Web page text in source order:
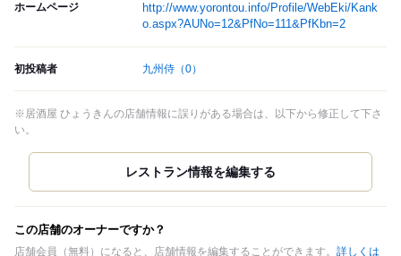
ホームページ
http://www.yorontou.info/Profile/WebEki/Kank
o.aspx?AUNo=12&PfNo=111&PfKbn=2
初投稿者 九州侍 （0）
※居酒屋 ひょうきんの店舗情報に誤りがある場合は、以下から修正して下さ
い。
この店舗のオーナーですか？
店舗会員（無料）になると、店舗情報を編集することができます。 詳しくは